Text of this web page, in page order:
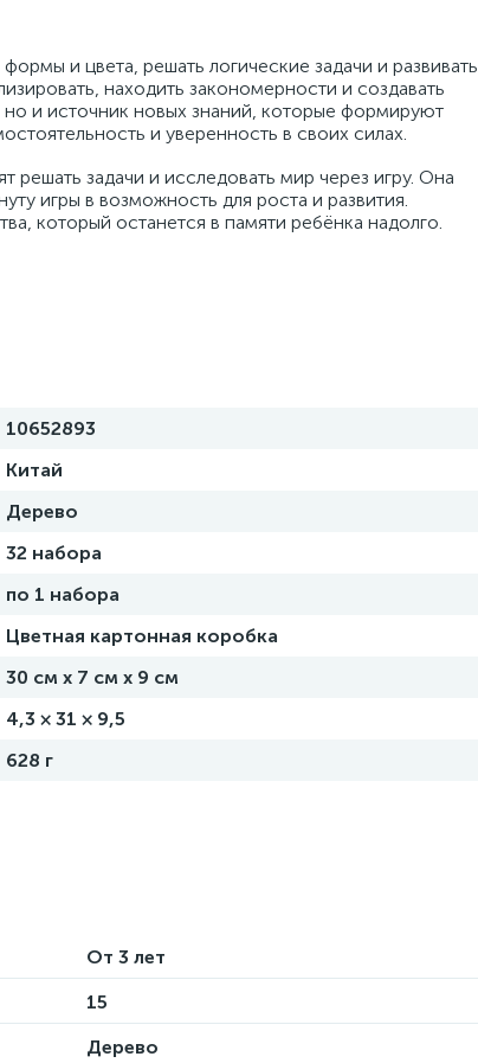
и цвета, решать логические задачи и развивать
находить закономерности и создавать
и источник новых знаний, которые формируют
и уверенность в своих силах.
решать задачи и исследовать мир через игру. Она
игры в возможность для роста и развития.
который останется в памяти ребёнка надолго.
10652893
Китай
Дерево
32 набора
по 1 набора
Цветная картонная коробка
30 см х 7 см х 9 см
4,3 × 31 × 9,5
628 г
От 3 лет
15
Дерево